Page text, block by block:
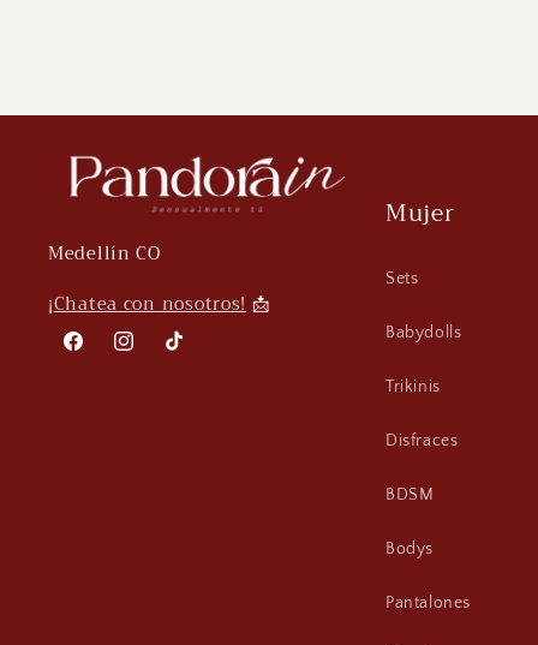
Medellín CO
¡Chatea con nosotros!📩
FacebookInstagramTikTok
Mujer
Sets
Babydolls
Trikinis
Disfraces
BDSM
Bodys
Pantalones